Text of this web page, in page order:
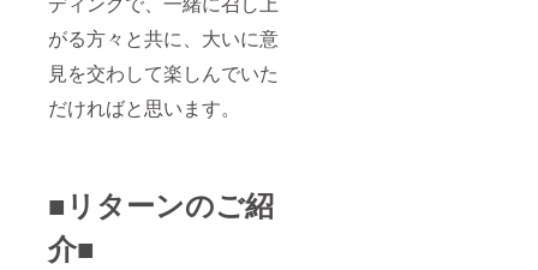
がる方々と共に、大いに意
見を交わして楽しんでいた
だければと思います。
■リターンのご紹
介■